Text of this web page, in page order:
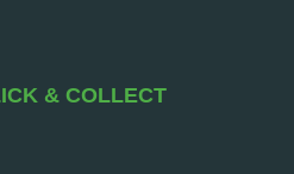
& COLLECT